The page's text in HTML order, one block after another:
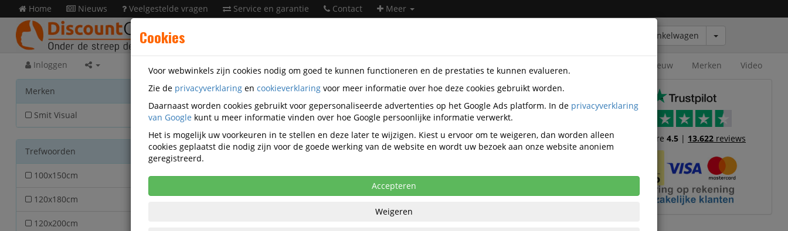
Winkelwagen
Home Nieuws Veelgestelde vragen Service en garantie Contact Meer
Inloggen Nieuw Merken Video
Merken
Smit Visual 12
Trefwoorden
100x150cm 2
120x180cm
120x200cm
Presentatiemiddelen Magneetborden Whiteboards pro select
Whiteboards pro select
Populariteit
Magnetisch emaille whiteboard 90x120cm met starterkit
Professionele Whiteboardset met Starterkit
Trustscore4.5 | 13.622 reviews
Cookies
Voor webwinkels zijn cookies nodig om goed te kunnen functioneren en de prestaties te kunnen evalueren.
Zie de privacyverklaring en cookieverklaring voor meer informatie over hoe deze cookies gebruikt worden.
Daarnaast worden cookies gebruikt voor gepersonaliseerde advertenties op het Google Ads platform. In de privacyverklaring
van Google kunt u meer informatie vinden over hoe Google persoonlijke informatie verwerkt.
Het is mogelijk uw voorkeuren in te stellen en deze later te wijzigen. Kiest u ervoor om te weigeren, dan worden alleen
cookies geplaatst die nodig zijn voor de goede werking van de website en wordt uw bezoek aan onze website anoniem
geregistreerd.
Accepteren
Weigeren